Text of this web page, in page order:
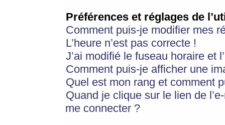
Préférences et réglages de
Comment puis-je modifier mes
L’heure n’est pas correcte !
J’ai modifié le fuseau horaire et
Comment puis-je afficher une
Quel est mon rang et comment
Quand je clique sur le lien de
me connecter ?